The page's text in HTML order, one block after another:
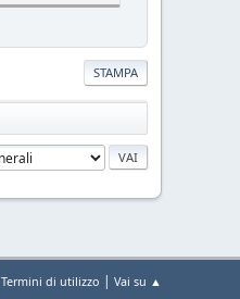
STAMPA
Termini di utilizzo | Vai su ▲